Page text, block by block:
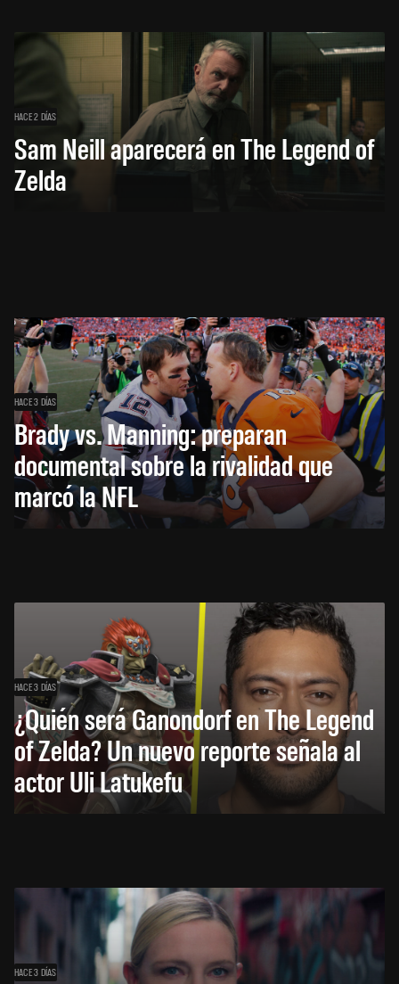
HACE 2 DÍAS
Sam Neill aparecerá en The Legend of
Zelda
HACE 3 DÍAS
Brady vs. Manning: preparan
documental sobre la rivalidad que
marcó la NFL
HACE 3 DÍAS
¿Quién será Ganondorf en The Legend
of Zelda? Un nuevo reporte señala al
actor Uli Latukefu
HACE 3 DÍAS